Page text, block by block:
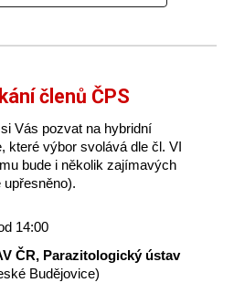
členů ČPS
Vás pozvat na hybridní
které výbor svolává dle čl. VI
bude i několik zajímavých
14:00
ČR, Parazitologický ústav
Budějovice)